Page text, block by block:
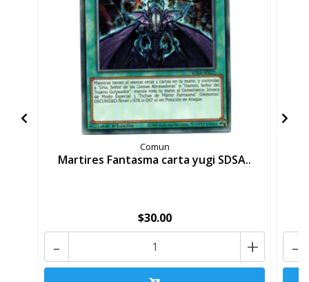
Comun
Martires Fantasma carta yugi SDSA..
$30.00
+
- -